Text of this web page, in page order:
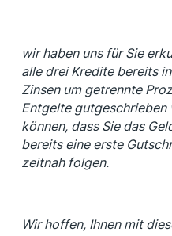
wir haben uns für Sie
alle drei Kredite bereits
Zinsen um getrennte
Entgelte gutgeschrieben
können, dass Sie das
bereits eine erste
zeitnah folgen.
Wir hoffen, Ihnen mit